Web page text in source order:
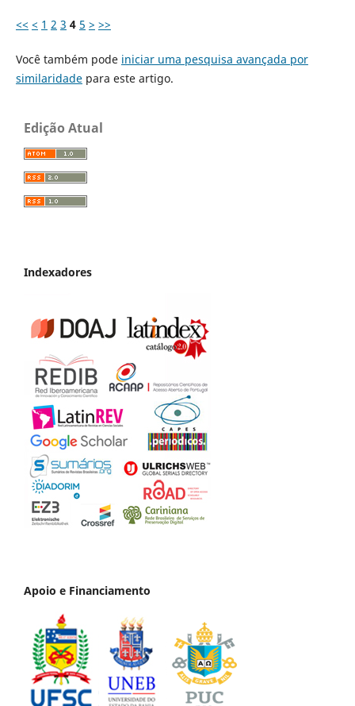
<< < 1 2 3 4 5 > >>
Você também pode iniciar uma pesquisa avançada por
similaridadepara este artigo.
Edição Atual
Indexadores
Apoio e Financiamento